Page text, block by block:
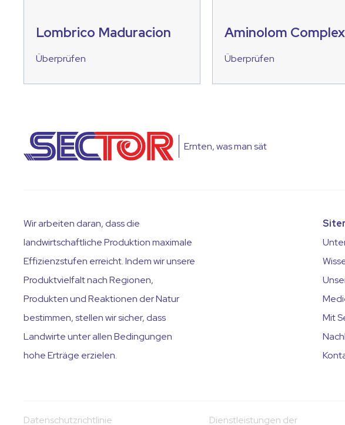
Lombrico Maduracion
Überprüfen
Aminolom Complex
Überprüfen
Ernten, was man sät
Wir arbeiten daran, dass die
landwirtschaftliche Produktion maximale
Effizienzstufen erreicht. Indem wir unsere
Produktvielfalt nach Regionen,
Produkten und Reaktionen der Natur
bestimmen, stellen wir sicher, dass
Landwirte unter allen Bedingungen
hohe Erträge erzielen.
Mit
Datenschutzrichtlinie Dienstleistungen der